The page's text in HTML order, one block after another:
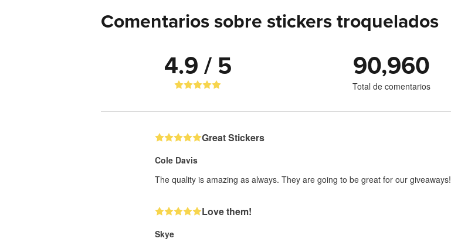
Comentarios sobre stickers troquelados
4.9 / 5 90,960
Total de comentarios
Great Stickers
Cole Davis
The quality is amazing as always. They are going to be great for our giveaways!
Love them!
Skye